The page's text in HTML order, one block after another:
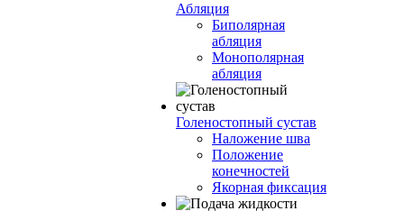
Абляция
Биполярная
абляция
Монополярная
абляция
Голеностопный сустав
Наложение шва
Положение
конечностей
Якорная фиксация